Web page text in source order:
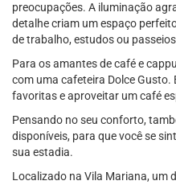
preocupações. A iluminação
detalhe criam um espaço
de trabalho, estudos ou
Para os amantes de café e
com uma cafeteira Dolce
favoritas e aproveitar um café
Pensando no seu conforto,
disponíveis, para que você se
sua estadia.
Localizado na Vila Mariana, um